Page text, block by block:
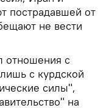
пострадавшей от
не вести
отношения с
с курдской
силы",
на